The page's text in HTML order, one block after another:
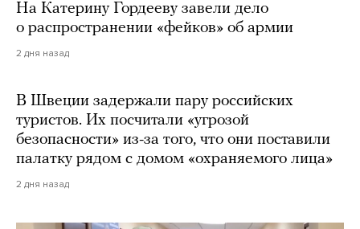
На Катерину Гордееву завели дело
о распространении «фейков» об армии
2 дня назад
В Швеции задержали пару российских
туристов. Их посчитали «угрозой
безопасности» из-за того, что они поставили
палатку рядом с домом «охраняемого лица»
2 дня назад